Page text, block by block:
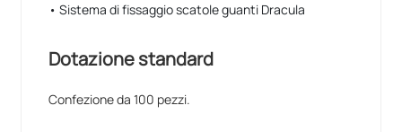
• Sistema di fissaggio scatole guanti Dracula
Dotazione standard
Confezione da 100 pezzi.